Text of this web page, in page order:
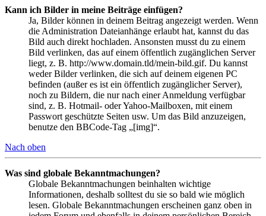
Kann ich Bilder in meine Beiträge einfügen?
Ja, Bilder können in deinem Beitrag angezeigt werden. Wenn
die Administration Dateianhänge erlaubt hat, kannst du das
Bild auch direkt hochladen. Ansonsten musst du zu einem
Bild verlinken, das auf einem öffentlich zugänglichen Server
liegt, z. B. http://www.domain.tld/mein-bild.gif. Du kannst
weder Bilder verlinken, die sich auf deinem eigenen PC
befinden (außer es ist ein öffentlich zugänglicher Server),
noch zu Bildern, die nur nach einer Anmeldung verfügbar
sind, z. B. Hotmail- oder Yahoo-Mailboxen, mit einem
Passwort geschützte Seiten usw. Um das Bild anzuzeigen,
benutze den BBCode-Tag „[img]“.
Nach oben
Was sind globale Bekanntmachungen?
Globale Bekanntmachungen beinhalten wichtige
Informationen, deshalb solltest du sie so bald wie möglich
lesen. Globale Bekanntmachungen erscheinen ganz oben in